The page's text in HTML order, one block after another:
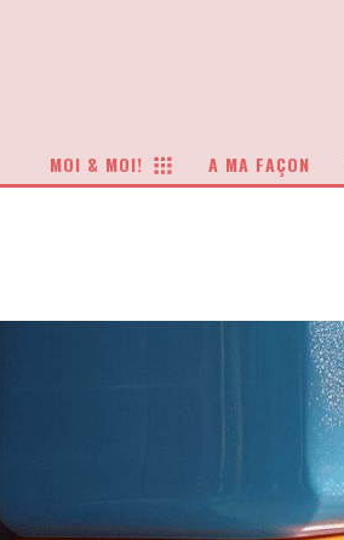
MOI & MOI! A MA FAÇON